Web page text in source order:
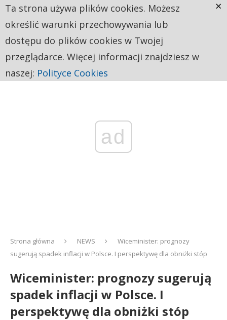
ad
Strona główna NEWS
Wiceminister: prognozy
sugerują spadek inflacji w Polsce. I perspektywę dla obniżki stóp
Wiceminister: prognozy sugerują
spadek inflacji w Polsce. I
perspektywę dla obniżki stóp
Ta strona używa plików cookies. Możesz
określić warunki przechowywania lub
dostępu do plików cookies w Twojej
przeglądarce. Więcej informacji znajdziesz w
naszej: Polityce Cookies
×